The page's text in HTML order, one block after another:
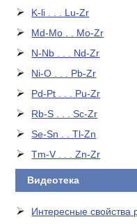
K-li . . . Lu-Zr
Md-Mo . . Mo-Zr
N-Nb . . . Nd-Zr
Ni-O . . . Pb-Zr
Pd-Pt . . . Pu-Zr
Rb-S . . . Sc-Zr
Se-Sn . . Tl-Zn
Tm-V . . . Zn-Zr
Видеотека
Интересные свойства